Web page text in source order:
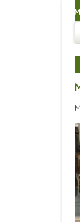
MACAM
MACAM
MACAM
MACAM